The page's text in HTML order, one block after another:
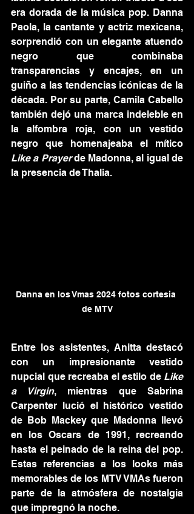
era dorada de la música pop. Danna
Paola, la cantante y actriz mexicana,
sorprendió con un elegante atuendo
negro que combinaba
transparencias y encajes, en un
guiño a las tendencias icónicas de la
década. Por su parte, Camila Cabello
también dejó una marca indeleble en
la alfombra roja, con un vestido
Like a Prayer de Madonna, al igual de
la presencia de Thalia.
Danna en los Vmas 2024 fotos cortesia
de MTV
Entre los asistentes, Anitta destacó
con un impresionante vestido
nupcial que recreaba el estilo de Like
a Virgin, mientras que Sabrina
Carpenter lució el histórico vestido
de Bob Mackey que Madonna llevó
en los Oscars de 1991, recreando
hasta el peinado de la reina del pop.
Estas referencias a los looks más
memorables de los MTV VMAs fueron
parte de la atmósfera de nostalgia
que impregnó la noche.